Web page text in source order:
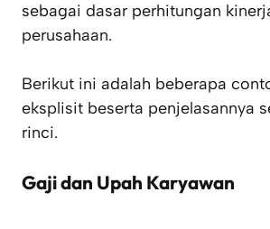
sebagai dasar perhitungan
perusahaan.
Berikut ini adalah beberapa
eksplisit beserta penjelasannya
rinci.
Gaji dan Upah Karyawan